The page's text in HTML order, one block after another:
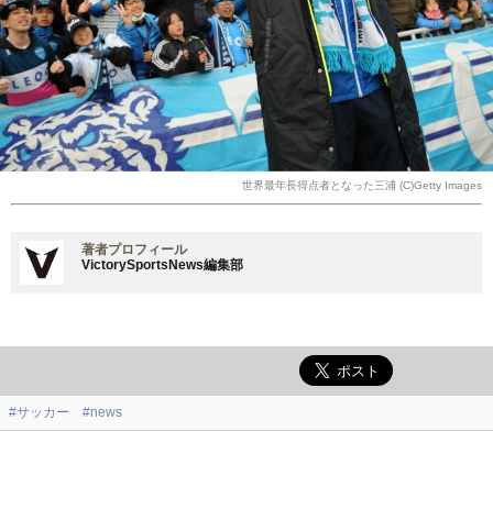
世界最年長得点者となった三浦 (C)Getty Images
著者プロフィール
VictorySportsNews編集部
#サッカー #news